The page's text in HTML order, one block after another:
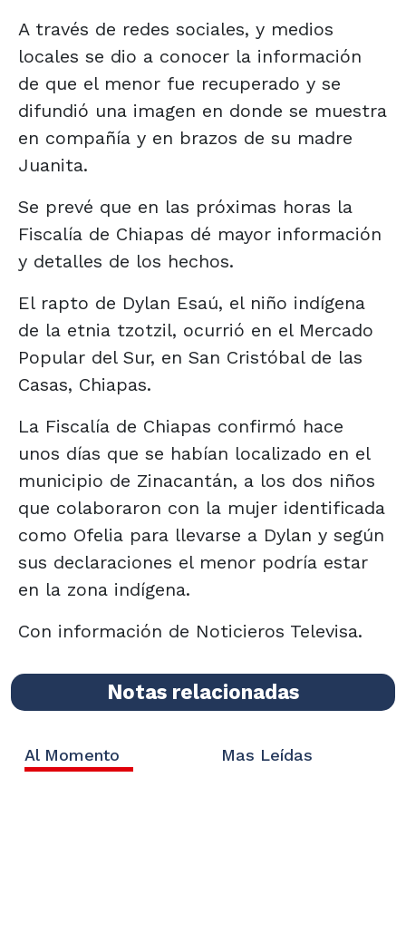
A través de redes sociales, y medios
locales se dio a conocer la información
de que el menor fue recuperado y se
difundió una imagen en donde se muestra
en compañía y en brazos de su madre
Juanita.
Se prevé que en las próximas horas la
Fiscalía de Chiapas dé mayor información
y detalles de los hechos.
El rapto de Dylan Esaú, el niño indígena
de la etnia tzotzil, ocurrió en el Mercado
Popular del Sur, en San Cristóbal de las
Casas, Chiapas.
La Fiscalía de Chiapas confirmó hace
unos días que se habían localizado en el
municipio de Zinacantán, a los dos niños
que colaboraron con la mujer identificada
como Ofelia para llevarse a Dylan y según
sus declaraciones el menor podría estar
en la zona indígena.
Con información de Noticieros Televisa.
Notas relacionadas
Al Momento Mas Leídas